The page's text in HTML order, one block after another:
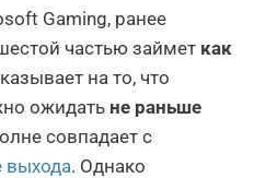
Gaming, ранее
частью займет как
на то, что
ожидать не раньше
совпадает с
выхода. Однако